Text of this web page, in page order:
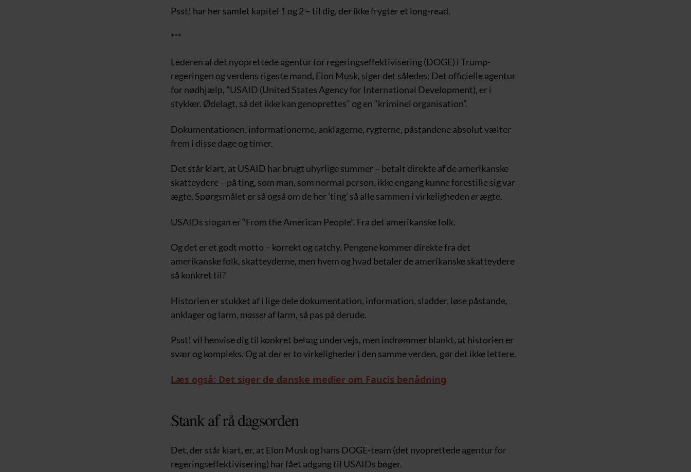
Psst! har her samlet kapitel 1 og 2 – til dig, der ikke frygter et long-read.
***
Lederen af det nyoprettede agentur for regeringseffektivisering (DOGE) i Trump-
regeringen og verdens rigeste mand, Elon Musk, siger det således: Det officielle agentur
for nødhjælp, ”USAID (United States Agency for International Development), er i
stykker. Ødelagt, så det ikke kan genoprettes” og en “kriminel organisation”.
Dokumentationen, informationerne, anklagerne, rygterne, påstandene absolut vælter
frem i disse dage og timer.
Det står klart, at USAID har brugt uhyrlige summer – betalt direkte af de amerikanske
skatteydere – på ting, som man, som normal person, ikke engang kunne forestille sig var
ægte. Spørgsmålet er så også om de her ’ting’ så alle sammen i virkelighedenerægte.
USAIDs slogan er “From the American People”. Fra det amerikanske folk.
Og det er et godt motto – korrekt og catchy. Pengene kommer direkte fra det
amerikanske folk, skatteyderne, men hvem og hvad betaler de amerikanske skatteydere
så konkret til?
Historien er stukket af i lige dele dokumentation, information, sladder, løse påstande,
anklager og larm, masseraf larm, så pas på derude.
Psst! vil henvise dig til konkret belæg undervejs, men indrømmer blankt, at historien er
svær og kompleks. Og at der er to virkeligheder i den samme verden, gør det ikke lettere.
Læs også: Det siger de danske medier om Faucis benådning
Stank af rå dagsorden
Det, der står klart, er, at Elon Musk og hans DOGE-team (det nyoprettede agentur for
regeringseffektivisering) har fået adgang til USAIDs bøger.